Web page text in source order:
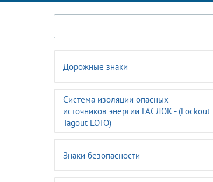
Дорожные знаки
Система изоляции опасных
источников энергии ГАСЛОК - (Lockout
Tagout LOTO)
Знаки безопасности